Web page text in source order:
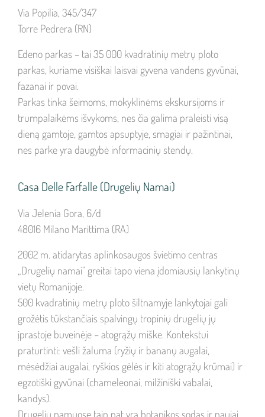
Via Popilia, 345/347
Torre Pedrera (RN)
Edeno parkas – tai 35 000 kvadratinių metrų ploto
parkas, kuriame visiškai laisvai gyvena vandens gyvūnai,
fazanai ir povai.
Parkas tinka šeimoms, mokyklinėms ekskursijoms ir
trumpalaikėms išvykoms, nes čia galima praleisti visą
dieną gamtoje, gamtos apsuptyje, smagiai ir pažintinai,
nes parke yra daugybė informacinių stendų.
Casa Delle Farfalle (Drugelių Namai)
Via Jelenia Gora, 6/d
48016 Milano Marittima (RA)
2002 m. atidarytas aplinkosaugos švietimo centras
„Drugelių namai” greitai tapo viena įdomiausių lankytinų
vietų Romanijoje.
500 kvadratinių metrų ploto šiltnamyje lankytojai gali
grožėtis tūkstančiais spalvingų tropinių drugelių jų
įprastoje buveinėje – atogrąžų miške. Kontekstui
praturtinti: vešli žaluma (ryžių ir bananų augalai,
mėsėdžiai augalai, ryškios gėlės ir kiti atogrąžų krūmai) ir
egzotiški gyvūnai (chameleonai, milžiniški vabalai,
kandys).
Drugelių namuose taip pat yra botanikos sodas ir naujai